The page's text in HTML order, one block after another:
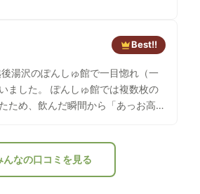
Best!!
湯沢のぽんしゅ館で一目惚れ（一
ました。 ぽんしゅ館では複数枚の
ため、飲んだ瞬間から「あっお高い
いに、美味しいお酒です。 四合
お値段でしたが、その分満足させて
んなの口コミを見る